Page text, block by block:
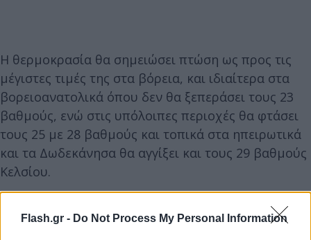
Flash.gr - Do Not Process My Personal Information
Η θερμοκρασία θα σημειώσει πτώση ως προς τις
μέγιστες τιμές της στα βόρεια, και ιδιαίτερα στα
βορειοανατολικά όπου δεν θα ξεπεράσει τους 23
βαθμούς, ενώ στις υπόλοιπες περιοχές θα φτάσει
τους 25 με 28 βαθμούς και τοπικά στα ηπειρωτικά
και τα Δωδεκάνησα θα αγγίξει και τους 29 βαθμούς
Κελσίου.
ΣτηνΑττική,αναμένεται γενικά αίθριος καιρός με